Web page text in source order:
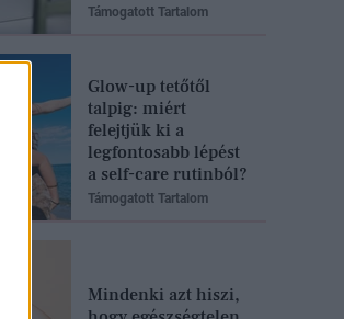
Támogatott Tartalom
Glow-up tetőtől
talpig: miért
felejtjük ki a
legfontosabb lépést
a self-care rutinból?
Támogatott Tartalom
Mindenki azt hiszi,